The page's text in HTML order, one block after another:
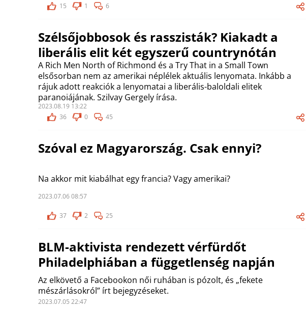
15
1 6
Szélsőjobbosok és rasszisták? Kiakadt a
liberális elit két egyszerű countrynótán
A Rich Men North of Richmond és a Try That in a Small Town
elsősorban nem az amerikai néplélek aktuális lenyomata. Inkább a
rájuk adott reakciók a lenyomatai a liberális-baloldali elitek
paranoiájának. Szilvay Gergely írása.
2023.08.19 13:22
36
0 45
Szóval ez Magyarország. Csak ennyi?
Na akkor mit kiabálhat egy francia? Vagy amerikai?
2023.07.06 08:57
37 2 25
BLM-aktivista rendezett vérfürdőt
Philadelphiában a függetlenség napján
Az elkövető a Facebookon női ruhában is pózolt, és „fekete
mészárlásokról” írt bejegyzéseket.
2023.07.05 22:47